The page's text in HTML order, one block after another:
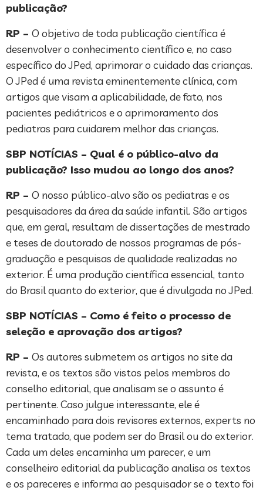
publicação?
RP – O objetivo de toda publicação científica é
desenvolver o conhecimento científico e, no caso
específico do JPed, aprimorar o cuidado das crianças.
O JPed é uma revista eminentemente clínica, com
artigos que visam a aplicabilidade, de fato, nos
pacientes pediátricos e o aprimoramento dos
pediatras para cuidarem melhor das crianças.
SBP NOTÍCIAS – Qual é o público-alvo da
publicação? Isso mudou ao longo dos anos?
RP – O nosso público-alvo são os pediatras e os
pesquisadores da área da saúde infantil. São artigos
que, em geral, resultam de dissertações de mestrado
e teses de doutorado de nossos programas de pós-
graduação e pesquisas de qualidade realizadas no
exterior. É uma produção científica essencial, tanto
do Brasil quanto do exterior, que é divulgada no JPed.
SBP NOTÍCIAS – Como é feito o processo de
seleção e aprovação dos artigos?
RP – Os autores submetem os artigos no site da
revista, e os textos são vistos pelos membros do
conselho editorial, que analisam se o assunto é
pertinente. Caso julgue interessante, ele é
encaminhado para dois revisores externos, experts no
tema tratado, que podem ser do Brasil ou do exterior.
Cada um deles encaminha um parecer, e um
conselheiro editorial da publicação analisa os textos
e os pareceres e informa ao pesquisador se o texto foi